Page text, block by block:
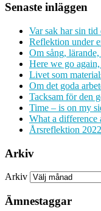
Senaste inläggen
Var sak har sin
Reflektion under
Om sång,
Here we go
Livet som
Om det goda
Tacksam för den
Time – is on my
What a
Årsreflektion 2022
Arkiv
Arkiv
Ämnestaggar